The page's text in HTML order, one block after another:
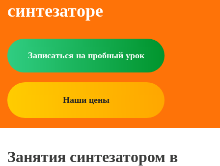
синтезаторе
Записаться на пробный урок
Наши цены
Занятия синтезатором в